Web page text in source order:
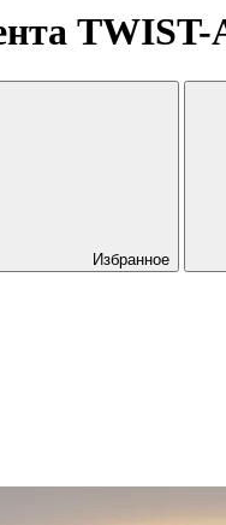
Избранное